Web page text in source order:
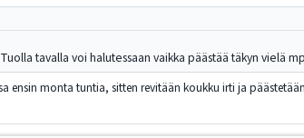
tavalla voi halutessaan vaikka päästää täkyn vielä
ensin monta tuntia, sitten revitään koukku irti ja